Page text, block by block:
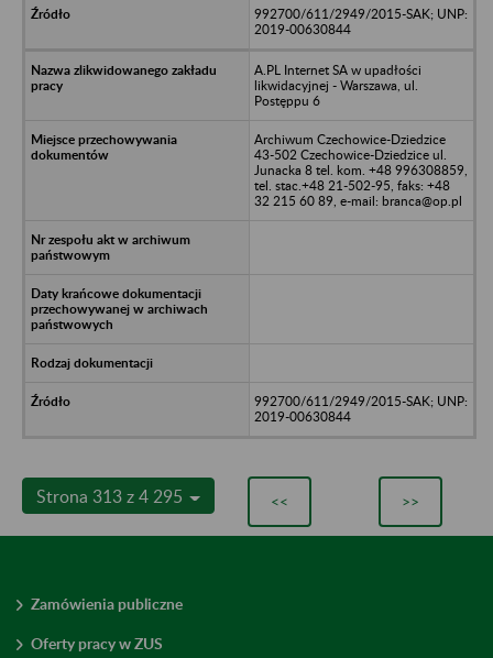
992700/611/2949/2015-SAK; UNP:
2019-00630844
A.PL Internet SA w upadłości
likwidacyjnej - Warszawa, ul.
Postęppu 6
Archiwum Czechowice-Dziedzice
43-502 Czechowice-Dziedzice ul.
Junacka 8 tel. kom. +48 996308859,
tel. stac.+48 21-502-95, faks: +48
32 215 60 89, e-mail: branca@op.pl
992700/611/2949/2015-SAK; UNP:
2019-00630844
Strona 313 z 4 295 << >>
Zamówienia publiczne
Oferty pracy w ZUS